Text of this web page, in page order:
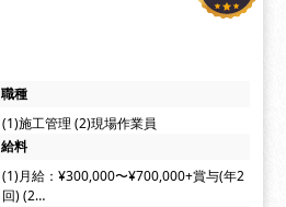
職種
(1)施工管理 (2)現場作業員
給料
(1)月給：¥300,000〜¥700,000+賞与(年2
回) (2…